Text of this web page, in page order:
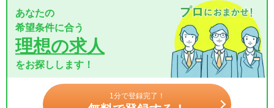
あなたの
希望条件に合う
理想の求人
をお探しします！
1分で登録完了！